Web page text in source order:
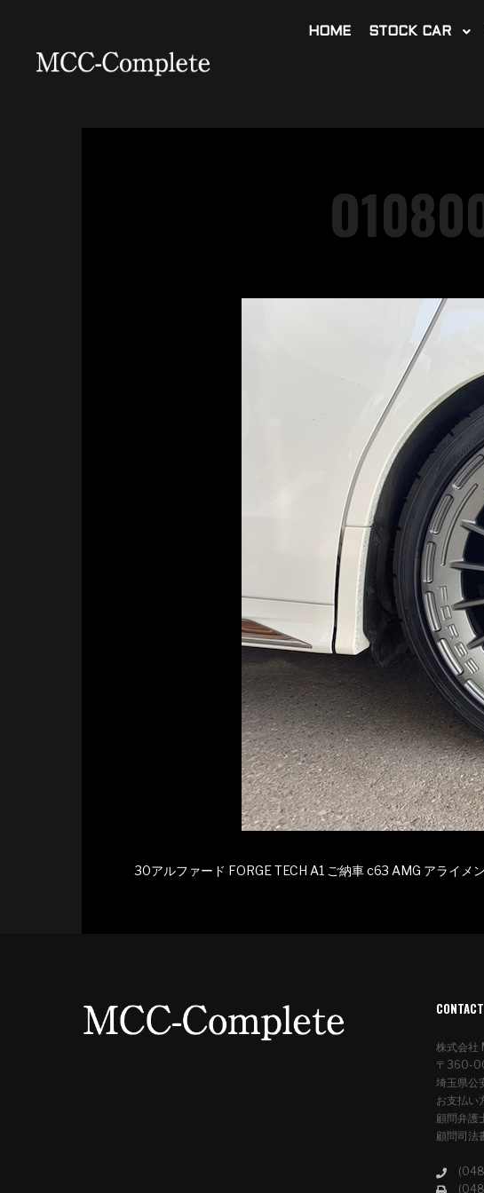
HOME STOCK CAR
30アルファード FORGE TECH A1 ご納車 c63 AMG アライメ
CONTACT
株式会社
〒360-
埼玉県
お支払い
顧問弁護
顧問司法